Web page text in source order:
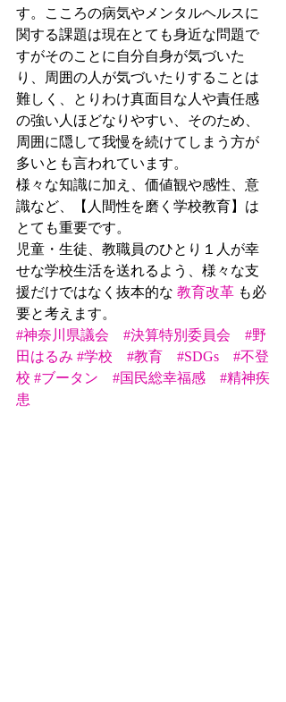
す。こころの病気やメンタルヘルスに
関する課題は現在とても身近な問題で
すがそのことに自分自身が気づいた
り、周囲の人が気づいたりすることは
難しく、とりわけ真面目な人や責任感
の強い人ほどなりやすい、そのため、
周囲に隠して我慢を続けてしまう方が
多いとも言われています。
様々な知識に加え、価値観や感性、意
識など、【人間性を磨く学校教育】は
とても重要です。
児童・生徒、教職員のひとり１人が幸
せな学校生活を送れるよう、様々な支
援だけではなく抜本的な 教育改革 も必
要と考えます。
#神奈川県議会
#決算特別委員会
#野
田はるみ #学校 #教育 #SDGs
#不登
校 #ブータン #国民総幸福感
#精神疾
患